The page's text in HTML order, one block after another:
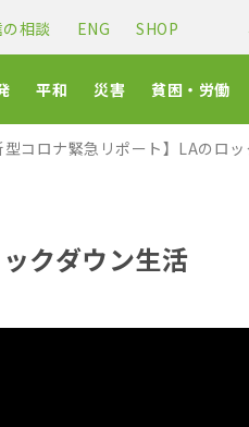
相談 ENG SHOP
平和 災害 貧困・労働
型コロナ緊急リポート】LAのロ
クダウン生活